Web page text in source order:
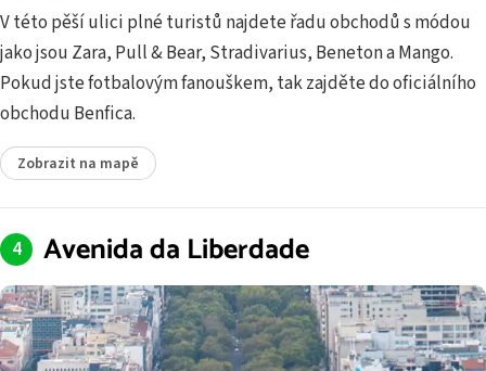
V této pěší ulici plné turistů najdete řadu obchodů s módou
jako jsou Zara, Pull & Bear, Stradivarius, Beneton a Mango.
Pokud jste fotbalovým fanouškem, tak zajděte do oficiálního
obchodu Benfica.
Zobrazit na mapě
Avenida da Liberdade